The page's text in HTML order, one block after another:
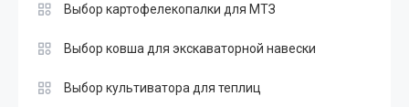
Выбор картофелекопалки для МТЗ
Выбор ковша для экскаваторной навески
Выбор культиватора для теплиц